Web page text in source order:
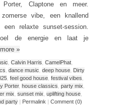
Porter, Claptone en meer.
vibe, een knallend
een relaxte sunset-session.
de energie en laat je
»
Calvin Harris CamelPhat
dance music deep house Dirty
feel good house festival vibes
Porter, house classics party mix
mix sunset mix uplifting house
party | Permalink | Comment (0)